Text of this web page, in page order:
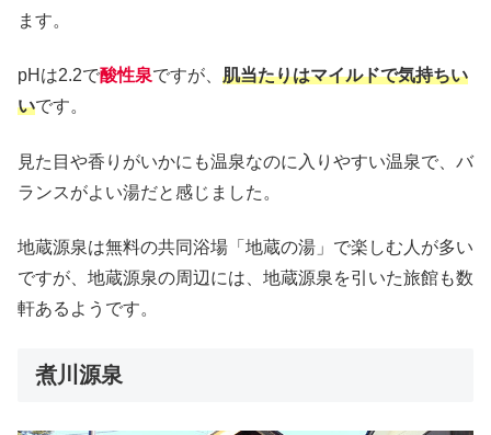
ます。
pHは2.2で酸性泉ですが、 肌当たりはマイルドで気持ちい
いです。
見た目や香りがいかにも温泉なのに入りやすい温泉で、バ
ランスがよい湯だと感じました。
地蔵源泉は無料の共同浴場「地蔵の湯」で楽しむ人が多い
ですが、地蔵源泉の周辺には、地蔵源泉を引いた旅館も数
軒あるようです。
煮川源泉